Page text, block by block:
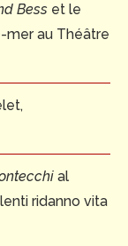
Bess et le
mer au Théâtre
al
ridanno vita